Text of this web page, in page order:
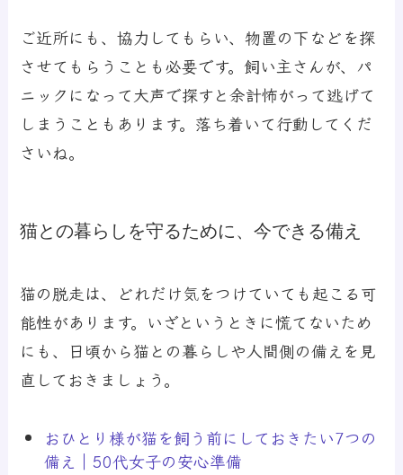
ご近所にも、協力してもらい、物置の下などを探
させてもらうことも必要です。飼い主さんが、パ
ニックになって大声で探すと余計怖がって逃げて
しまうこともあります。落ち着いて行動してくだ
さいね。
猫との暮らしを守るために、今できる備え
猫の脱走は、どれだけ気をつけていても起こる可
能性があります。いざというときに慌てないため
にも、日頃から猫との暮らしや人間側の備えを見
直しておきましょう。
おひとり様が猫を飼う前にしておきたい7つの
備え｜50代女子の安心準備